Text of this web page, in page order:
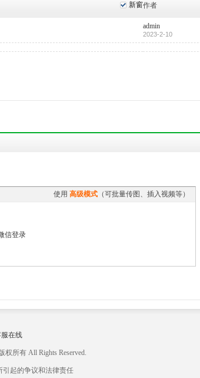
新窗作者
admin
2023-2-10
使用 高级模式 （可批量传图、插入视频等）
在线
权所有 All Rights Reserved.
引起的争议和法律责任